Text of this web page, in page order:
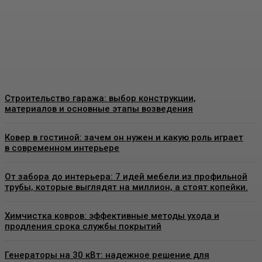
Строительство гаража: выбор конструкции,
материалов и основные этапы возведения
Ковер в гостиной: зачем он нужен и какую роль играет
в современном интерьере
От забора до интерьера: 7 идей мебели из профильной
трубы, которые выглядят на миллион, а стоят копейки.
Химчистка ковров: эффективные методы ухода и
продления срока службы покрытий
Генераторы на 30 кВт: надежное решение для